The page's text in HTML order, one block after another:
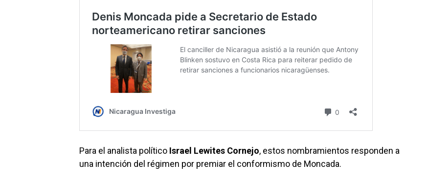
Para el analista político Israel Lewites Cornejo, estos nombramientos responden a
una intención del régimen por premiar el conformismo de Moncada.